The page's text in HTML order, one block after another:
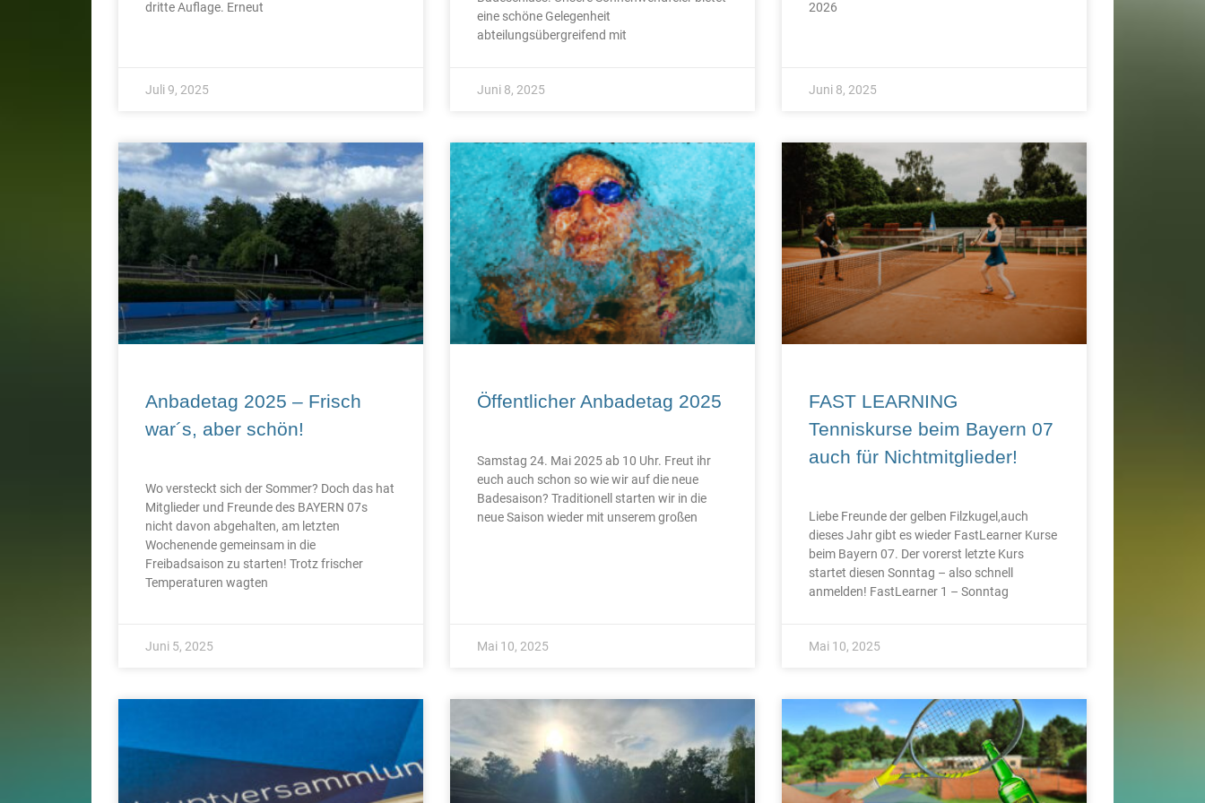
dritte Auflage. Erneut
Juli 9, 2025
eine schöne Gelegenheit
abteilungsübergreifend mit
Juni 8, 2025
2026
Juni 8, 2025
Anbadetag 2025 – Frisch
war´s, aber schön!
Wo versteckt sich der Sommer? Doch das hat
Mitglieder und Freunde des BAYERN 07s
nicht davon abgehalten, am letzten
Wochenende gemeinsam in die
Freibadsaison zu starten! Trotz frischer
Temperaturen wagten
Juni 5, 2025
Öffentlicher Anbadetag 2025
Samstag 24. Mai 2025 ab 10 Uhr. Freut ihr
euch auch schon so wie wir auf die neue
Badesaison? Traditionell starten wir in die
neue Saison wieder mit unserem großen
Mai 10, 2025
FAST LEARNING
Tenniskurse beim Bayern 07
auch für Nichtmitglieder!
Liebe Freunde der gelben Filzkugel,auch
dieses Jahr gibt es wieder FastLearner Kurse
beim Bayern 07. Der vorerst letzte Kurs
startet diesen Sonntag – also schnell
anmelden! FastLearner 1 – Sonntag
Mai 10, 2025